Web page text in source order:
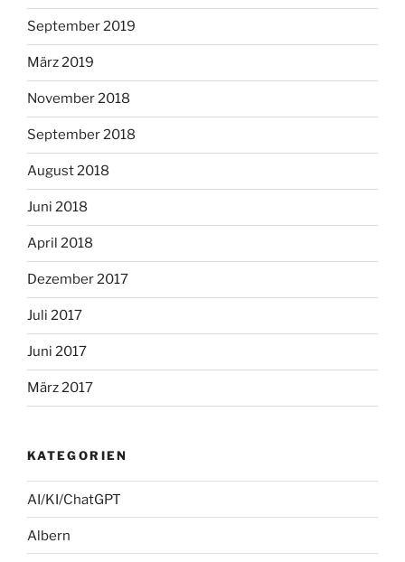
September 2019
März 2019
November 2018
September 2018
August 2018
Juni 2018
April 2018
Dezember 2017
Juli 2017
Juni 2017
März 2017
KATEGORIEN
AI/KI/ChatGPT
Albern